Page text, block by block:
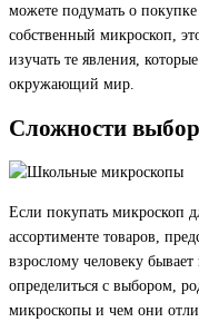
можете подумать о
собственный микроскоп,
изучать те явления,
окружающий мир.
Сложности
Если покупать микроскоп
ассортименте товаров,
взрослому человеку
определиться с выбором,
микроскопы и чем они